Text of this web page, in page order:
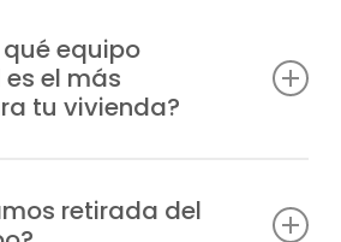
las características
si has podido acceder a
Renove.
para obtener una
equipo
el más
tu vivienda?
de la vivienda, el
retirada del